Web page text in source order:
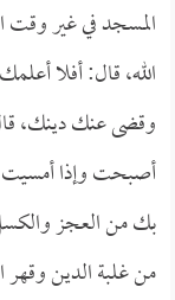
المسجد في غير وقت
الله، قال: أفلا
وقضى عنك دينك،
أصبحت وإذا أمسيت:
بك من العجز
من غلبة الدين